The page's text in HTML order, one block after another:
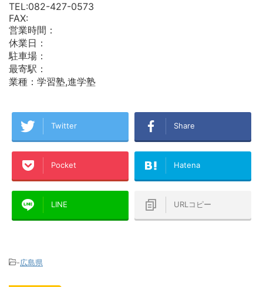
TEL:082-427-0573
FAX:
営業時間：
休業日：
駐車場：
最寄駅：
業種：学習塾,進学塾
Twitter Share
Pocket Hatena
LINE URLコピー
-広島県